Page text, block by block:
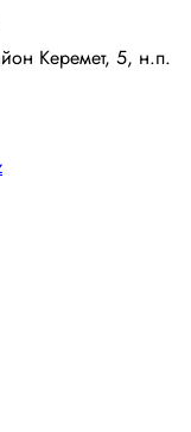
Керемет, 5, н.п.